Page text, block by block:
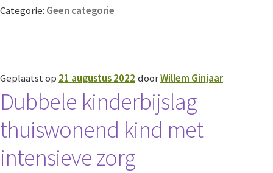
Bestuur
Klachtenregeling
Categorie: Geen categorie
Geplaatst op 21 augustus 2022 doorWillem Ginjaar
Dubbele kinderbijslag
thuiswonend kind met
intensieve zorg